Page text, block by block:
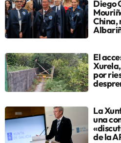
Diego
China,
El
por
La
una
de la